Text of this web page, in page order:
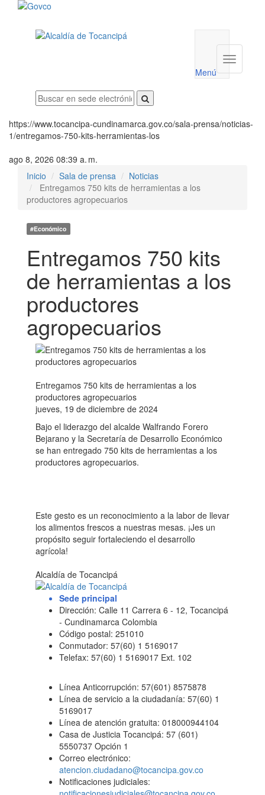
utilidades
Menú
Menú
https://www.tocancipa-cundinamarca.gov.co/sala-prensa/noticias-
1/entregamos-750-kits-herramientas-los
ago 8, 2026 08:39 a. m.
Inicio
Sala de prensa
Noticias
Entregamos 750 kits de herramientas a los
productores agropecuarios
#Económico
Entregamos 750 kits
de herramientas a los
productores
agropecuarios
Entregamos 750 kits de herramientas a los
productores agropecuarios
jueves, 19 de diciembre de 2024
Bajo el liderazgo del alcalde Walfrando Forero
Bejarano y la Secretaría de Desarrollo Económico
se han entregado 750 kits de herramientas a los
productores agropecuarios.
Este gesto es un reconocimiento a la labor de llevar
los alimentos frescos a nuestras mesas. ¡Jes un
propósito seguir fortaleciendo el desarrollo
agrícola!
Alcaldía de Tocancipá
Sede principal
Dirección: Calle 11 Carrera 6 - 12, Tocancipá
- Cundinamarca Colombia
Código postal: 251010
Conmutador: 57(60) 1 5169017
Telefax: 57(60) 1 5169017 Ext. 102
Línea Anticorrupción: 57(601) 8575878
Línea de servicio a la ciudadanía: 57(60) 1
5169017
Línea de atención gratuita: 018000944104
Casa de Justicia Tocancipá: 57 (601)
5550737 Opción 1
Correo electrónico:
atencion.ciudadano@tocancipa.gov.co
Notificaciones judiciales: